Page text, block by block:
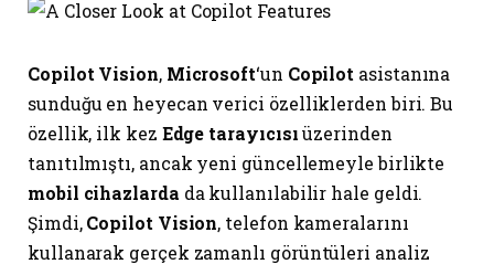
Copilot Vision, Microsoft‘un Copilot asistanına
sunduğu en heyecan verici özelliklerden biri. Bu
özellik, ilk kez Edge tarayıcısıüzerinden
tanıtılmıştı, ancak yeni güncellemeyle birlikte
mobil cihazlarda da kullanılabilir hale geldi.
Şimdi,Copilot Vision, telefon kameralarını
kullanarak gerçek zamanlı görüntüleri analiz